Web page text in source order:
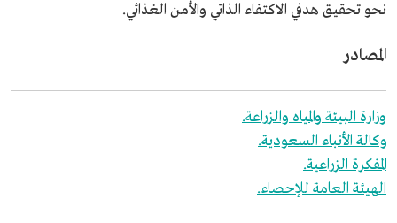
نحو تحقيق هدفي الاكتفاء الذاتي والأمن الغذائي.
المصادر
وزارة البيئة والمياه والزراعة.
وكالة الأنباء السعودية.
المفكرة الزراعية.
الهيئة العامة للإحصاء.